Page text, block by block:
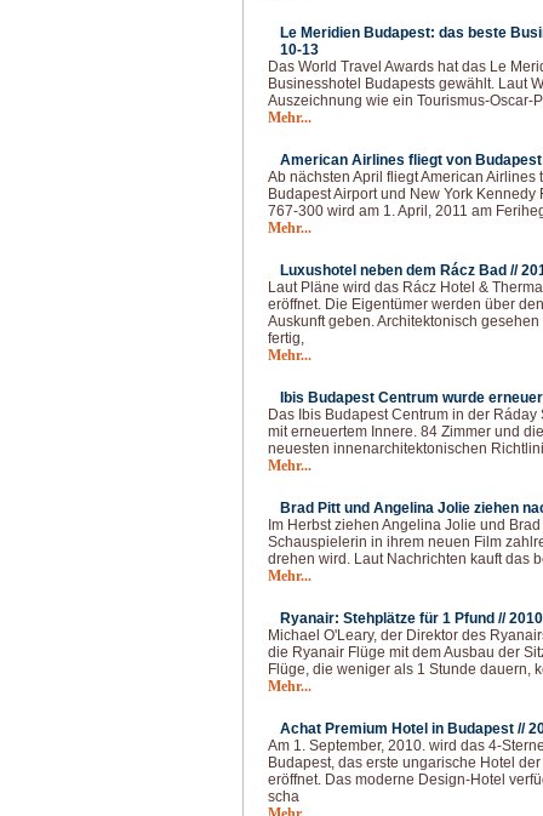
Le Meridien Budapest: das beste
10-13
Das World Travel Awards hat das Le
Businesshotel Budapests gewählt. Laut
Auszeichnung wie ein Tourismus-Oscar-
Mehr...
American Airlines fliegt von
Ab nächsten April fliegt American
Budapest Airport und New York
767-300 wird am 1. April, 2011 am
Mehr...
Luxushotel neben dem Rácz Bad //
Laut Pläne wird das Rácz Hotel &
eröffnet. Die Eigentümer werden über
Auskunft geben. Architektonisch
fertig,
Mehr...
Ibis Budapest Centrum wurde
Das Ibis Budapest Centrum in der
mit erneuertem Innere. 84 Zimmer und
neuesten innenarchitektonischen
Mehr...
Brad Pitt und Angelina Jolie ziehen
Im Herbst ziehen Angelina Jolie und
Schauspielerin in ihrem neuen Film
drehen wird. Laut Nachrichten kauft das
Mehr...
Ryanair: Stehplätze für 1 Pfund //
Michael O'Leary, der Direktor des
die Ryanair Flüge mit dem Ausbau der
Flüge, die weniger als 1 Stunde dauern,
Mehr...
Achat Premium Hotel in Budapest //
Am 1. September, 2010. wird das 4-
Budapest, das erste ungarische Hotel
eröffnet. Das moderne Design-Hotel
scha